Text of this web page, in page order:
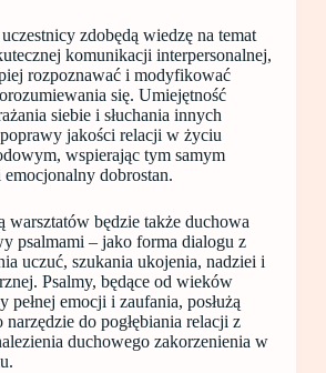
zdobędą wiedzę na temat
komunikacji interpersonalnej,
rozpoznawać i modyfikować
się. Umiejętność
siebie i słuchania innych
jakości relacji w życiu
wspierając tym samym
dobrostan.
warsztatów będzie także duchowa
psalmami – jako forma dialogu z
uczuć, szukania ukojenia, nadziei i
Psalmy, będące od wieków
pełnej emocji i zaufania, posłużą
do pogłębiania relacji z
duchowego zakorzenienia w